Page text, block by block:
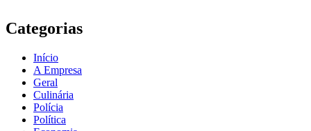
Categorias
Início
A Empresa
Geral
Culinária
Polícia
Política